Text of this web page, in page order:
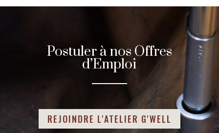
Postuler à nos Offres
d’Emploi
REJOINDRE L'ATELIER G'WELL